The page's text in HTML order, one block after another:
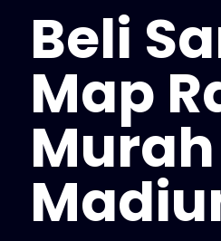
Beli
Map
Murah